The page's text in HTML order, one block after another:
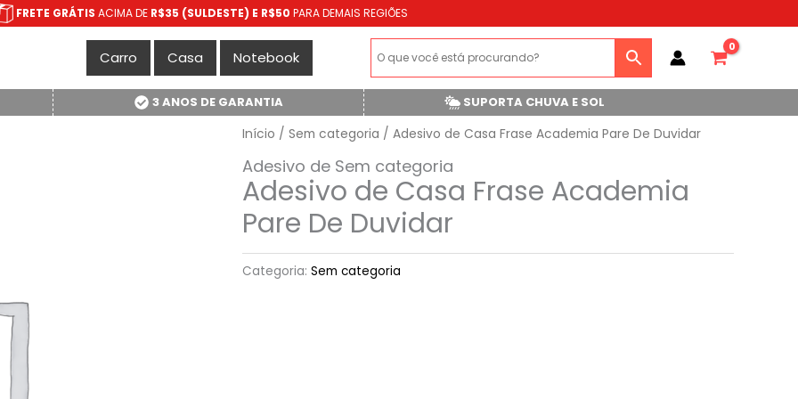
FRETE GRÁTIS ACIMA DE R$35 (SULDESTE) E R$50 PARA DEMAIS REGIÕES
Carro Casa Notebook
3 ANOS DE GARANTIA
SUPORTA CHUVA E SOL
Início / Sem categoria / Adesivo de Casa Frase Academia Pare De Duvidar
Adesivo de Sem categoria
Adesivo de Casa Frase Academia
Pare De Duvidar
Categoria: Sem categoria